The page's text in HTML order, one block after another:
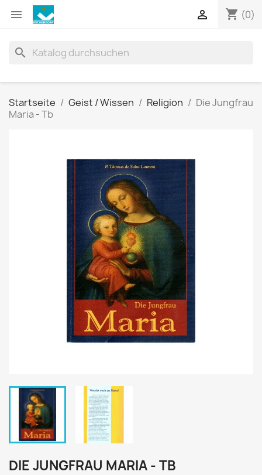
 shopping_cart (0)

search
Startseite Geist / Wissen Religion
Die Jungfrau
Maria - Tb
DIE JUNGFRAU MARIA - TB